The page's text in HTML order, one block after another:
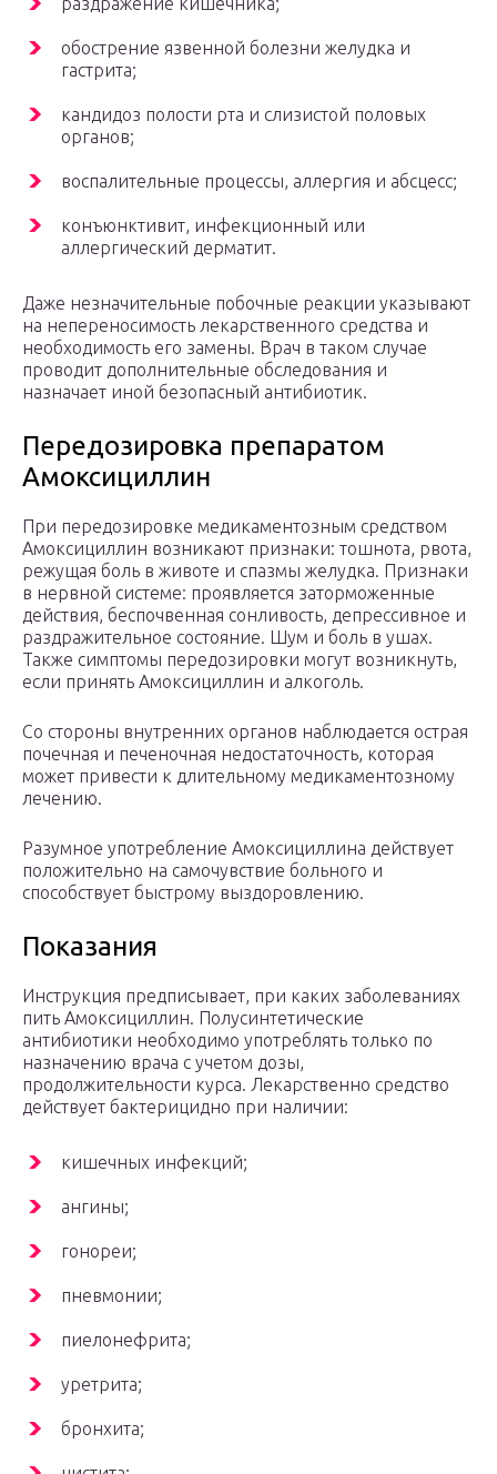
обострение язвенной болезни желудка и
гастрита;
кандидоз полости рта и слизистой половых
органов;
воспалительные процессы, аллергия и абсцесс;
конъюнктивит, инфекционный или
аллергический дерматит.
Даже незначительные побочные реакции указывают
на непереносимость лекарственного средства и
необходимость его замены. Врач в таком случае
проводит дополнительные обследования и
назначает иной безопасный антибиотик.
Передозировка препаратом
Амоксициллин
При передозировке медикаментозным средством
Амоксициллин возникают признаки: тошнота, рвота,
режущая боль в животе и спазмы желудка. Признаки
в нервной системе: проявляется заторможенные
действия, беспочвенная сонливость, депрессивное и
раздражительное состояние. Шум и боль в ушах.
Также симптомы передозировки могут возникнуть,
если принять Амоксициллин и алкоголь.
Со стороны внутренних органов наблюдается острая
почечная и печеночная недостаточность, которая
может привести к длительному медикаментозному
лечению.
Разумное употребление Амоксициллина действует
положительно на самочувствие больного и
способствует быстрому выздоровлению.
Показания
Инструкция предписывает, при каких заболеваниях
пить Амоксициллин. Полусинтетические
антибиотики необходимо употреблять только по
назначению врача с учетом дозы,
продолжительности курса. Лекарственно средство
действует бактерицидно при наличии:
кишечных инфекций;
ангины;
гонореи;
пневмонии;
пиелонефрита;
уретрита;
бронхита;